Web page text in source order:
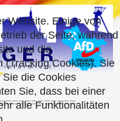
Website. Einige von
der Seite, während
und die
(Tracking Cookies). Sie
die Cookies
Sie, dass bei einer
alle Funktionalitäten